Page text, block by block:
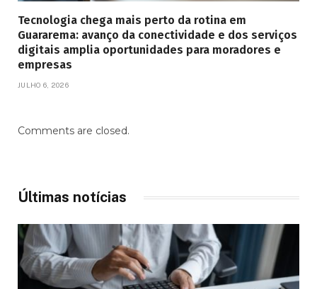
Tecnologia chega mais perto da rotina em
Guararema: avanço da conectividade e dos serviços
digitais amplia oportunidades para moradores e
empresas
JULHO 6, 2026
Comments are closed.
Últimas notícias